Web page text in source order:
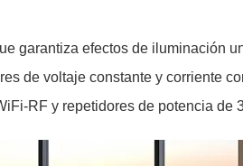
garantiza efectos de iluminación
de voltaje constante y corriente
RF y repetidores de potencia de